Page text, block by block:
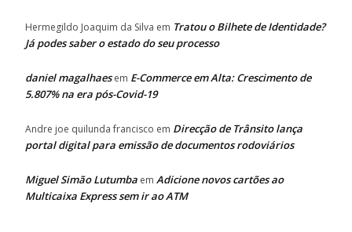
Hermegildo Joaquim da Silva em Tratou o Bilhete de Identidade?
Já podes saber o estado do seu processo
daniel magalhaesem E-Commerce em Alta: Crescimento de
5.807% na era pós-Covid-19
Andre joe quilunda francisco em Direcção de Trânsito lança
portal digital para emissão de documentos rodoviários
Miguel Simão Lutumba em Adicione novos cartões ao
Multicaixa Express sem ir ao ATM